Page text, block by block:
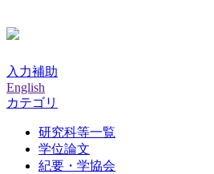
入力補助
English
カテゴリ
研究科等一覧
学位論文
紀要・学協会